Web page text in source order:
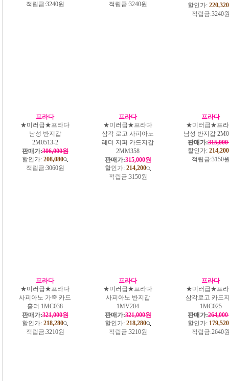
적립금:3240원 적립금:3240원
할인가: 220,320
적립금:3240
프라다
★미러급★프라다
남성 반지갑
2M0513-2
판매가:306,000원
할인가: 208,080
적립금:3060원
프라다
★미러급★프라다
삼각 로고 사피아노
레더 지퍼 카드지갑
2MM358
판매가:315,000원
할인가: 214,200
적립금:3150원
프라다
★미러급★프
남성 반지갑
판매가:
할인가: 214,200
적립금:3150
프라다
★미러급★프라다
사피아노 가죽 카드
홀더 1MC038
판매가:321,000원
할인가: 218,280
적립금:3210원
프라다
★미러급★프라다
사피아노 반지갑
1MV204
판매가:321,000원
할인가: 218,280
적립금:3210원
프라다
★미러급★프
삼각로고 카드
1MC025
판매가:
할인가: 179,520
적립금:2640